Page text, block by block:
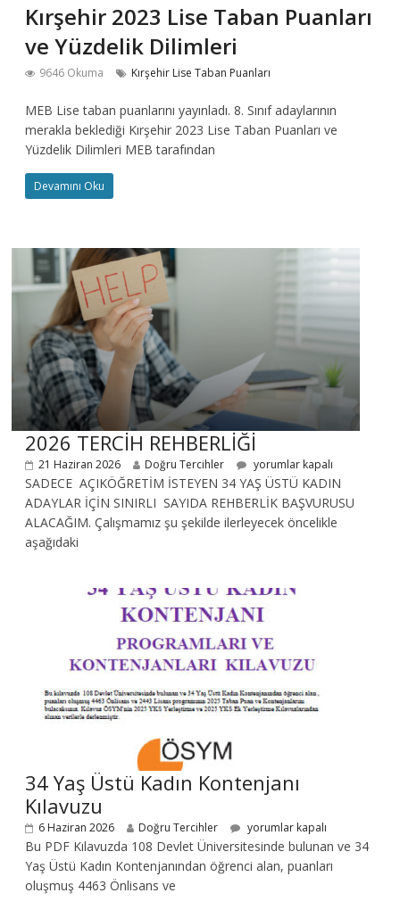
Kırşehir 2023 Lise Taban Puanları
ve Yüzdelik Dilimleri
9646 Okuma Kırşehir Lise Taban Puanları
MEB Lise taban puanlarını yayınladı. 8. Sınıf adaylarının
merakla beklediği Kırşehir 2023 Lise Taban Puanları ve
Yüzdelik Dilimleri MEB tarafından
Devamını Oku
2026 TERCİH REHBERLİĞİ
21 Haziran 2026 Doğru Tercihler yorumlar kapalı
SADECE AÇIKÖĞRETİM İSTEYEN 34 YAŞ ÜSTÜ KADIN
ADAYLAR İÇİN SINIRLI SAYIDA REHBERLİK BAŞVURUSU
ALACAĞIM. Çalışmamız şu şekilde ilerleyecek öncelikle
aşağıdaki
34 Yaş Üstü Kadın Kontenjanı
Kılavuzu
6 Haziran 2026 Doğru Tercihler yorumlar kapalı
Bu PDF Kılavuzda 108 Devlet Üniversitesinde bulunan ve 34
Yaş Üstü Kadın Kontenjanından öğrenci alan, puanları
oluşmuş 4463 Önlisans ve